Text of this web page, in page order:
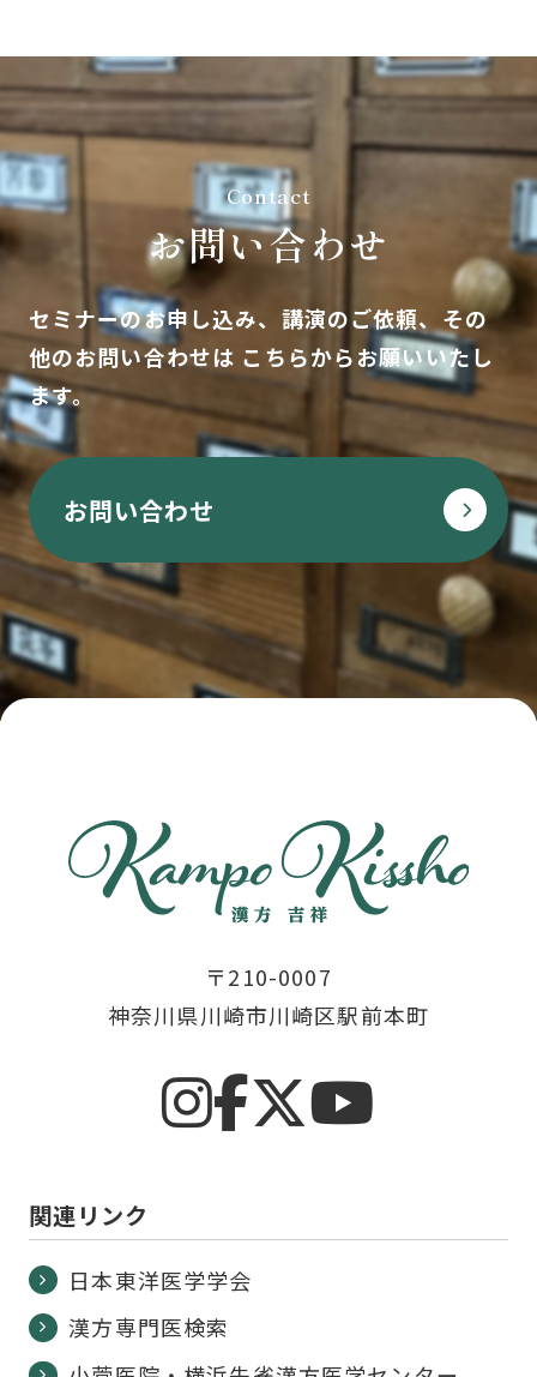
2018年5月
生薬資源の適正化に関する研究(第2報) 当帰お
よび甘草を中心に（日本東洋医学雑誌）
2017年4月
生薬資源としてのニンジン用途の適正化に関
する研究(第2報)（日本東洋医学雑誌）
2016年4月
生薬資源としての人参用途の適正化に関する
研究(第1報)（日本東洋医学雑誌）
2015年4月
医療用漢方エキス製剤の服用方法に関する研
2014年5月
新米漢方専門医が冷え症に対し抑肝散にたど
りついた一例（日本東洋医学雑誌）
2013年4月
建中湯が著効した漢方医学的典型例（日本東
洋医学雑誌）
2012年8月
不妊症患者の証に関する統計学的検討（漢方
と最新治療）
Contact
お問い合わせ
セミナーのお申し込み、講演のご依頼、その
他のお問い合わせは こちらからお願いいたし
ます。
お問い合わせ
〒210-0007
神奈川県川崎市川崎区駅前本町
関連リンク
日本東洋医学学会
漢方専門医検索